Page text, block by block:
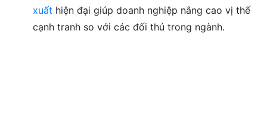
xuất hiện đại giúp doanh nghiệp nâng cao vị thế
cạnh tranh so với các đối thủ trong ngành.